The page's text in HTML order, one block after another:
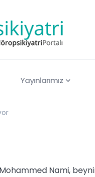
Yayınlarımız
Nami,